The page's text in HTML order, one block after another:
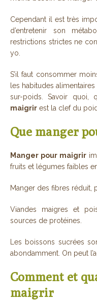
Cependant il est très
d’entretenir son
restrictions strictes ne
yo.
S’il faut consommer
les habitudes
sur-poids. Savoir quoi,
maigrir est la clef du
Que manger
Manger pour maigrir
fruits et légumes faibles
Manger des fibres réduit,
Viandes maigres et
sources de protéines.
Les boissons sucrées
abondamment. On peut
Comment et
maigrir